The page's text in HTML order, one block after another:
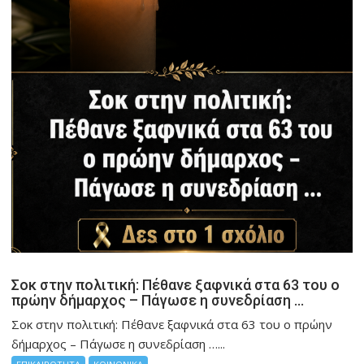
Σοκ στην πολιτική: Πέθανε ξαφνικά στα 63 του ο
πρώην δήμαρχος – Πάγωσε η συνεδρίαση …
Σοκ στην πολιτική: Πέθανε ξαφνικά στα 63 του ο πρώην
δήμαρχος – Πάγωσε η συνεδρίαση …...